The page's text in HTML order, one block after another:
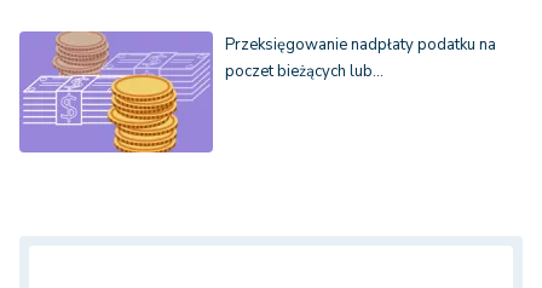
Przeksięgowanie nadpłaty podatku na
poczet bieżących lub…